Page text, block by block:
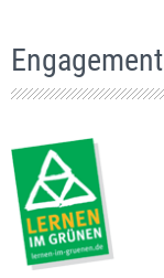
Engagement